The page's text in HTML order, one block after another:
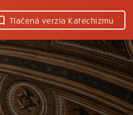
Tlačená verzia Katechizmu